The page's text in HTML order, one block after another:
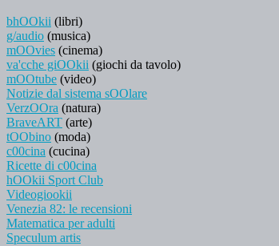
bhOOkii (libri)
g/audio (musica)
mOOvies (cinema)
va'cche giOOkii (giochi da tavolo)
mOOtube (video)
Notizie dal sistema sOOlare
VerzOOra (natura)
BraveART (arte)
tOObino (moda)
c00cina (cucina)
Ricette di c00cina
hOOkii Sport Club
Videogiookii
Venezia 82: le recensioni
Matematica per adulti
Speculum artis